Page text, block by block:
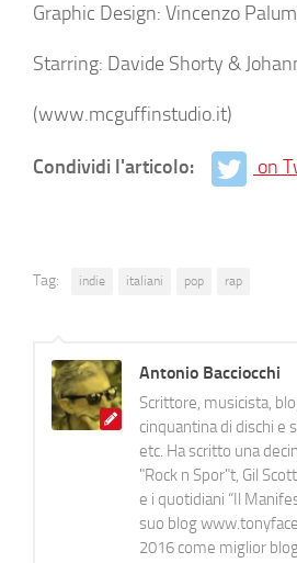
Graphic Design: Vincenzo
Starring: Davide Shorty &
(www.mcguffinstudio.it)
Condividi l'articolo: on
Tag: indie italiani pop rap
Antonio Bacciocchi
Scrittore, musicista,
cinquantina di dischi e
etc. Ha scritto una
"Rock n Spor"t, Gil
e i quotidiani “Il
suo blog
2016 come miglior